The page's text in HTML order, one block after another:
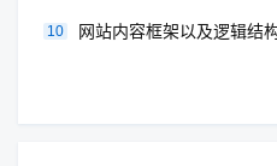
10 网站内容框架以及逻辑结